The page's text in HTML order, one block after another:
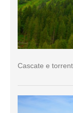
Cascate e